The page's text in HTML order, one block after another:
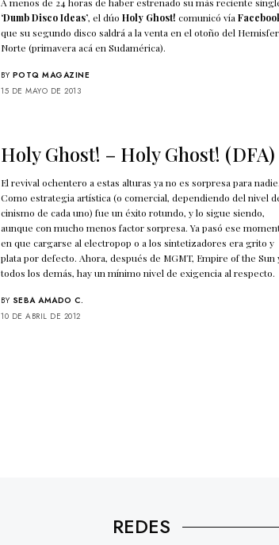
‘Dumb Disco Ideas’, el dúoHoly Ghost! comunicó vía
que su segundo disco saldrá a la venta en el otoño del
Norte (primavera acá en Sudamérica).
BY POTQ MAGAZINE
15 DE MAYO DE 2013
Holy Ghost! – Holy Ghost! (DFA)
El revival ochentero a estas alturas ya no es sorpresa para nadie.
Como estrategia artística (o comercial, dependiendo del nivel
cinismo de cada uno) fue un éxito rotundo, y lo sigue siendo,
aunque con mucho menos factor sorpresa. Ya pasó ese
en que cargarse al electropop o a los sintetizadores era grito y
plata por defecto. Ahora, después de MGMT, Empire of the Sun
todos los demás, hay un mínimo nivel de exigencia al respecto.
BY SEBA AMADO C.
10 DE ABRIL DE 2012
REDES